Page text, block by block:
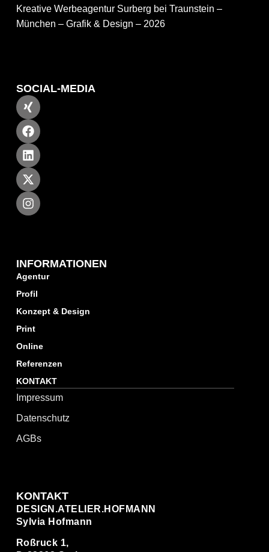
Kreative Werbeagentur Surberg bei Traunstein –
München – Grafik & Design – 2026
INFORMATIONEN
Agentur
Profil
Konzept & Design
Print
Online
Referenzen
KONTAKT
Impressum
Datenschutz
AGBs
KONTAKT
DESIGN.ATELIER.HOFMANN
Sylvia Hofmann
Roßruck 1,
SOCIAL-MEDIA